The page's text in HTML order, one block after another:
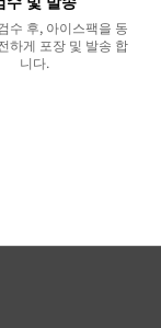
수 후, 아이스팩을 동
하게 포장 및 발송 합
니다.
이드